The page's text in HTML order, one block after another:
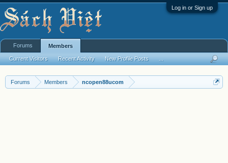
Log in or Sign up
Forums Members ncopen88ucom
Forums Members
Current Visitors Recent Activity New Profile Posts